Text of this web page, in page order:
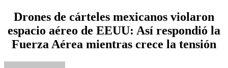
Drones de cárteles mexicanos violaron
espacio aéreo de EEUU: Así respondió la
Fuerza Aérea mientras crece la tensión